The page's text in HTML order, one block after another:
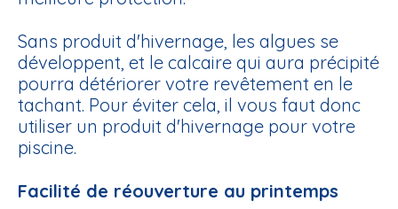
Sans produit d'hivernage, les algues se
développent, et le calcaire qui aura précipité
pourra détériorer votre revêtement en le
tachant. Pour éviter cela, il vous faut donc
utiliser un produit d'hivernage pour votre
piscine.
Facilité de réouverture au printemps